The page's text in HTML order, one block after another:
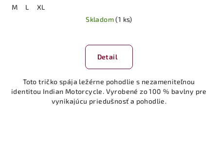
M L
XL
Skladom(1 ks)
hodnotenie
produktu
z
5
hviezdičiek.
Detail
Toto tričko spája ležérne pohodlie s nezameniteľnou
identitou Indian Motorcycle. Vyrobené zo 100 % bavlny pre
vynikajúcu priedušnosť a pohodlie.